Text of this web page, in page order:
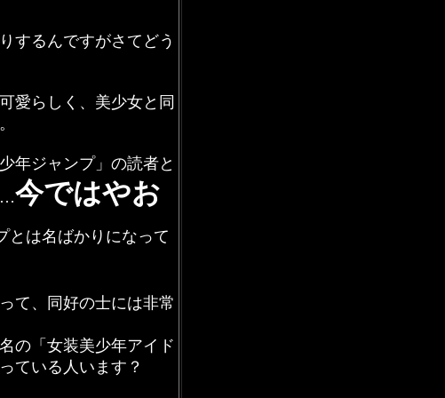
するんですがさてどう
愛らしく、美少女と同
年ジャンプ」の読者と
…今ではやお
とは名ばかりになって
て、同好の士には非常
の「女装美少年アイド
ている人います？